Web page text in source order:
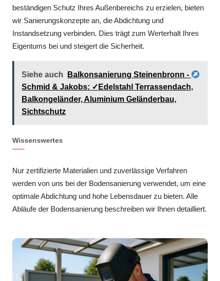
beständigen Schutz Ihres Außenbereichs zu erzielen, bieten
wir Sanierungskonzepte an, die Abdichtung und
Instandsetzung verbinden. Dies trägt zum Werterhalt Ihres
Eigentums bei und steigert die Sicherheit.
Siehe auch
Balkonsanierung Steinenbronn -
Schmid & Jakobs: ✓Edelstahl Terrassendach,
Balkongeländer, Aluminium Geländerbau,
Sichtschutz
Wissenswertes
Nur zertifizierte Materialien und zuverlässige Verfahren
werden von uns bei der Bodensanierung verwendet, um eine
optimale Abdichtung und hohe Lebensdauer zu bieten. Alle
Abläufe der Bodensanierung beschreiben wir Ihnen detailliert.